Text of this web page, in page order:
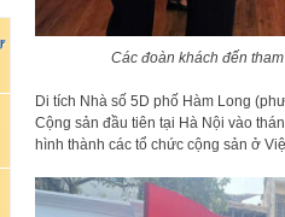
Các đoàn khách đến
Di tích Nhà số 5D phố Hàm Long
Cộng sản đầu tiên tại Hà Nội vào
hình thành các tổ chức cộng sản ở